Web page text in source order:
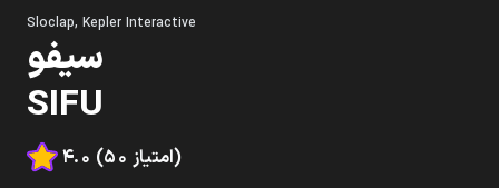
Sloclap, Kepler Interactive
سيفو
SIFU
4.0 (50 امتیاز)